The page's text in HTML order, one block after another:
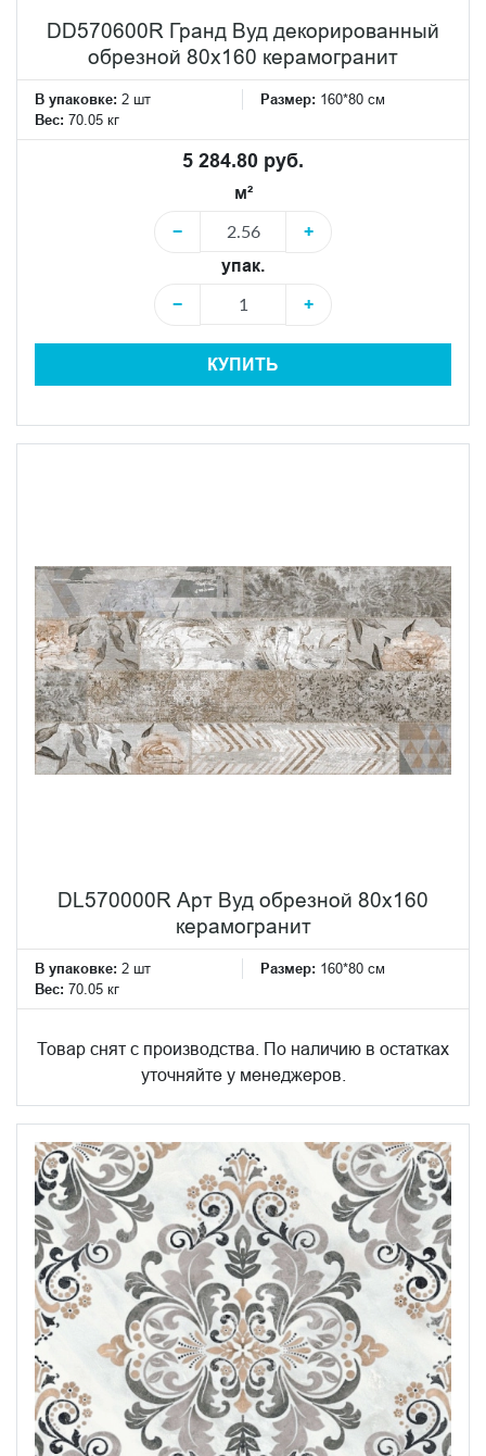
DD570600R Гранд Вуд декорированный
обрезной 80x160 керамогранит
В упаковке: 2 шт Размер: 160*80 см
Вес: 70.05 кг
5 284.80 руб.
м²
−
+
упак.
−
+
КУПИТЬ
DL570000R Арт Вуд обрезной 80x160
керамогранит
В упаковке: 2 шт Размер: 160*80 см
Вес: 70.05 кг
Товар снят с производства. По наличию в остатках
уточняйте у менеджеров.